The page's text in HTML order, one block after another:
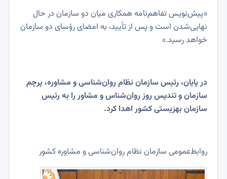
«پیش‌نویس تفاهم‌نامه همکاری میان دو سازمان در حال
نهایی‌شدن است و پس از تأیید، به امضای رؤسای دو سازمان
خواهد رسید.»
در پایان، رئیس سازمان نظام روان‌شناسی و مشاوره، پرچم
سازمان و تندیس روز روان‌شناس و مشاور را به رئیس
سازمان بهزیستی کشور اهدا کرد.
روابط‌عمومی سازمان نظام روان‌شناسی و مشاوره کشور